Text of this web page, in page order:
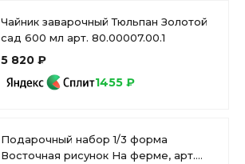
Чайник заварочный Тюльпан Золотой
сад 600 мл арт. 80.00007.00.1
5 820 ₽
1455 ₽
Подарочный набор 1/3 форма
Восточная рисунок На ферме, арт.